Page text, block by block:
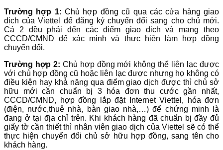
Trường hợp 1:Chủ hợp đồng cũ qua các cửa hàng giao
dịch của Viettel để đăng ký chuyển đổi sang cho chủ mới.
Cả 2 đều phải đến các điểm giao dịch và mang theo
CCCD/CMND để xác minh và thực hiện làm hợp đồng
chuyển đổi.
Trường hợp 2: Chủ hợp đồng mới không thể liên lạc được
với chủ hợp đồng cũ hoặc liên lạc được nhưng họ không có
điều kiện hay khả năng qua điểm giao dịch được thì chủ sở
hữu mới cần chuẩn bị 3 hóa đơn thu cước gần nhất,
CCCD/CMND, hợp đồng lắp đặt Internet Viettel, hóa đơn
(điện, nước,thuê nhà, bàn giao nhà,…) để chứng minh là
đang ở tại địa chỉ trên. Khi khách hàng đã chuẩn bị đầy đủ
giấy tờ cần thiết thì nhân viên giao dịch của Viettel sẽ có thể
thực hiện chuyển đổi chủ sở hữu hợp đồng, sang tên cho
khách hàng.